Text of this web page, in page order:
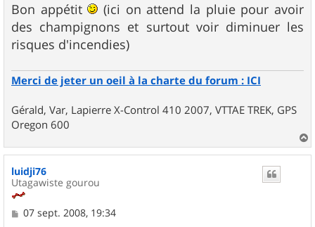
Bon appétit
(ici on attend la pluie pour avoir
des champignons et surtout voir diminuer les
risques d'incendies)
Merci de jeter un oeil à la charte du forum : ICI
Gérald, Var, Lapierre X-Control 410 2007, VTTAE TREK, GPS
Oregon 600
a
luidji76
Utagawiste gourou
M
07 sept. 2008, 19:34